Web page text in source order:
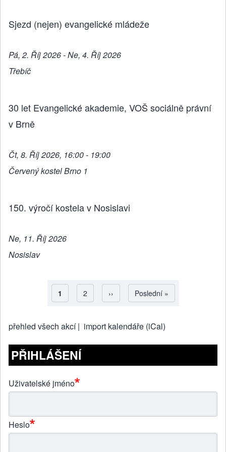
Sjezd (nejen) evangelické mládeže
Pá, 2. Říj 2026 - Ne, 4. Říj 2026
Třebíč
30 let Evangelické akademie, VOŠ sociálně právní
v Brně
Čt, 8. Říj 2026, 16:00 - 19:00
Červený kostel Brno 1
150. výročí kostela v Nosislavi
Ne, 11. Říj 2026
Nosislav
Pagination
Aktuální stránka
1 Strana
2 Následující stránka
›› Poslední stránka
Poslední »
přehled všech akcí | import kalendáře (iCal)
PŘIHLÁŠENÍ
Uživatelské jméno
Heslo